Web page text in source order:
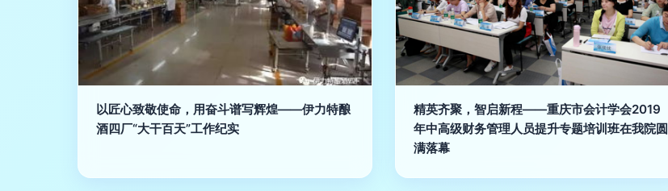
以匠心致敬使命，用奋斗谱写辉煌——伊力特酿
酒四厂“大干百天”工作纪实
精英齐聚，智启新程——重庆市会计学会2019
年中高级财务管理人员提升专题培训班在我院圆
满落幕